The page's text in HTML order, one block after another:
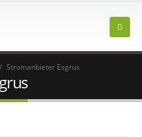
/ Stromanbieter Esgrus